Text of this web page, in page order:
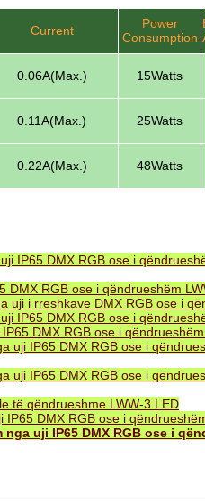
Current
Power
Consumption
0.06A(Max.) 15Watts
0.11A(Max.) 25Watts
0.22A(Max.) 48Watts
IP65 DMX RGB ose i
DMX RGB ose i qëndrueshëm
uji i rreshkave DMX RGB ose i
IP65 DMX RGB ose i
DMX RGB ose i
uji IP65 DMX RGB ose i
uji IP65 DMX RGB ose i
të qëndrueshme LWW-3 LED
DMX RGB ose i
uji IP65 DMX RGB ose i